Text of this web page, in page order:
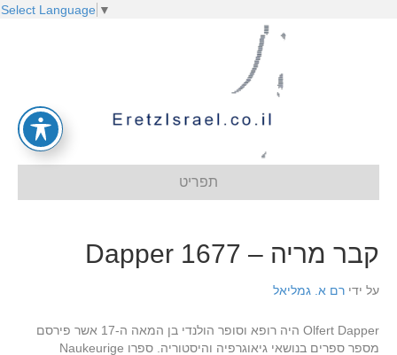
Select Language ▼
תפריט
קבר מריה – Dapper 1677
על ידי רם א. גמליאל
Olfert Dapper היה רופא וסופר הולנדי בן המאה ה-17 אשר פירסם
מספר ספרים בנושאי גיאוגרפיה והיסטוריה. ספרו Naukeurige